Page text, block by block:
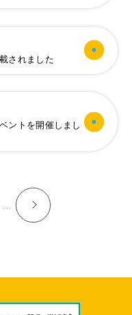
されました
ントを開催しまし
...